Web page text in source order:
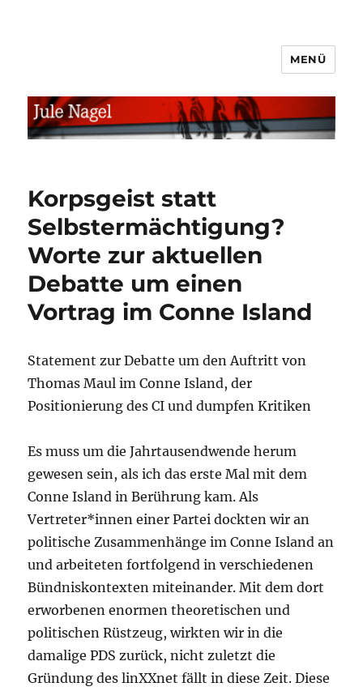
MENÜ
Korpsgeist statt
Selbstermächtigung?
Worte zur aktuellen
Debatte um einen
Vortrag im Conne Island
Statement zur Debatte um den Auftritt von
Thomas Maul im Conne Island, der
Positionierung des CI und dumpfen Kritiken
Es muss um die Jahrtausendwende herum
gewesen sein, als ich das erste Mal mit dem
Conne Island in Berührung kam. Als
Vertreter*innen einer Partei dockten wir an
politische Zusammenhänge im Conne Island an
und arbeiteten fortfolgend in verschiedenen
Bündniskontexten miteinander. Mit dem dort
erworbenen enormen theoretischen und
politischen Rüstzeug, wirkten wir in die
damalige PDS zurück, nicht zuletzt die
Gründung des linXXnet fällt in diese Zeit. Diese